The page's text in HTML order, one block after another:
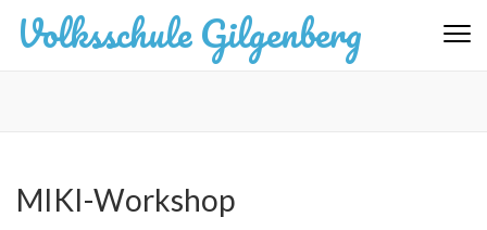
Zum
Inhalt
Volksschule Gilgenberg
MIKI-Workshop